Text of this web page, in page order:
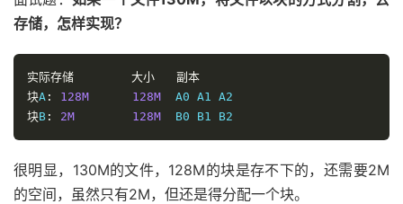
存储，怎样实现？
实际存储 大小
副本
块A : 128M 128M
块B : 2M 128M
很明显，130M的文件，128M的块是存不下的，还需要2M
的空间，虽然只有2M，但还是得分配一个块。